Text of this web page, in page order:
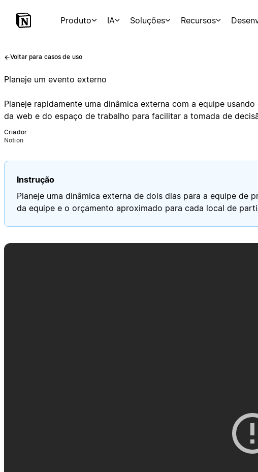
Produto IA Soluções Recursos
Voltar para casos de uso
Planeje um evento externo
Planeje rapidamente uma dinâmica externa com a equipe
da web e do espaço de trabalho para facilitar a tomada de
Criador
Notion
Instrução
Planeje uma dinâmica externa de dois dias para a equipe
da equipe e o orçamento aproximado para cada local de